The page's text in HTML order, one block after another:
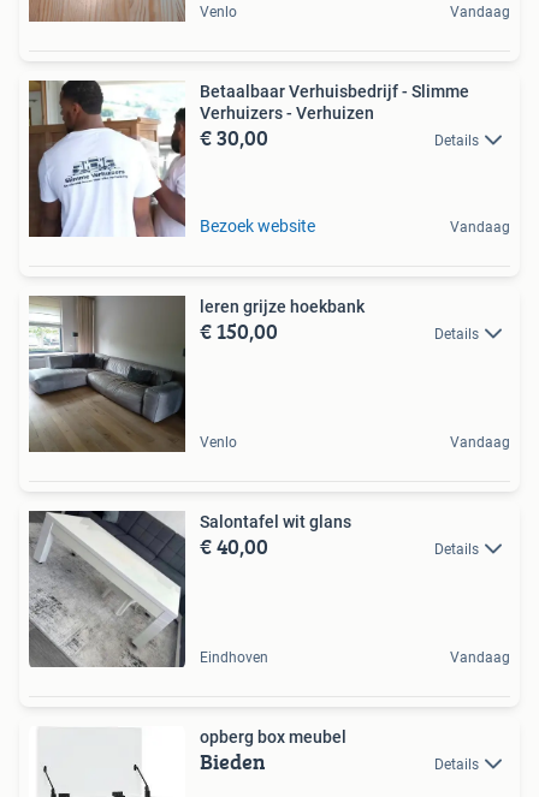
Venlo Vandaag
Betaalbaar Verhuisbedrijf - Slimme
Verhuizers - Verhuizen
€ 30,00 Details
Bezoek website Vandaag
leren grijze hoekbank
€ 150,00 Details
Venlo Vandaag
Salontafel wit glans
€ 40,00 Details
Eindhoven Vandaag
opberg box meubel
Bieden Details